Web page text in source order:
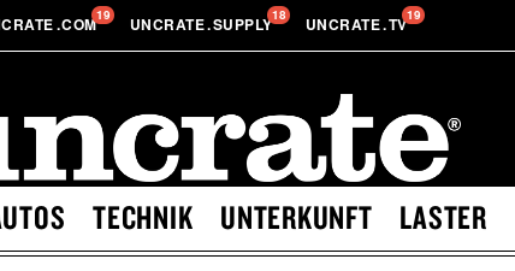
.COM19 UNCRATE.SUPPLY18 UNCRATE.TV19
TECHNIK UNTERKUNFT LASTER